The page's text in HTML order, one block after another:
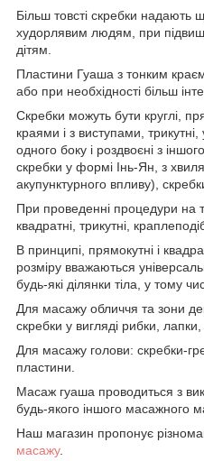
Більш товсті скребки надають
худорлявим людям, при
дітям.
Пластини Гуаша з тонким
або при необхідності більш
Скребки можуть бути круглі,
краями і з виступами, трикутні,
одного боку і роздвоєні з
скребки у формі Інь-Ян, з
акупунктурного впливу),
При проведенні процедури на
квадратні, трикутні,
В принципі, прямокутні і
розміру вважаються
будь-які ділянки тіла, у тому
Для масажу обличчя та зони
скребки у вигляді рибки, лапки,
Для масажу голови: скребки-
пластини.
Масаж гуаша проводиться з
будь-якого іншого масажного
Наш магазин пропонує
масажу.